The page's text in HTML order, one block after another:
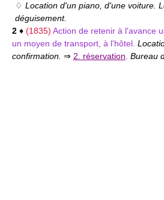
♢ Location d'un piano, d'une voiture.
déguisement.
2 ♦ (1835) Action de retenir à l'avance
un moyen de transport, à l'hôtel.
confirmation. ⇒ 2. réservation Bureau